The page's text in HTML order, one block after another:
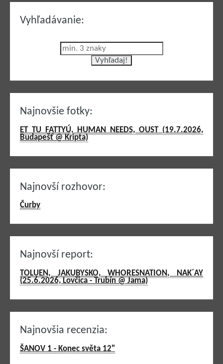
Vyhľadávanie:
Najnovšie fotky:
ET TU FATTYÚ, HUMAN NEEDS, OUST (19.7.2026,
Budapešť @ Kripta)
Najnovší rozhovor:
Čurby
Najnovší report:
TOLUEN, JAKUBYSKO, WHORESNATION, NAK´AY
(25.6.2026, Lovčica - Trubín @ Jama)
Najnovšia recenzia:
ŠANOV 1 - Konec světa 12"